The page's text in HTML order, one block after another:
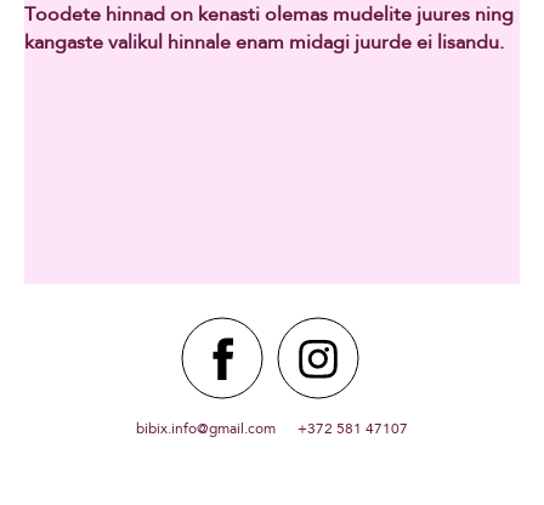
Toodete hinnad on kenasti olemas mudelite juures ning
kangaste valikul hinnale enam midagi juurde ei lisandu.
bibix.info@gmail.com +372 581 47107